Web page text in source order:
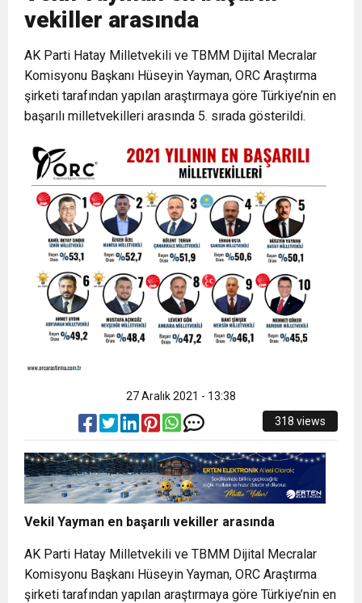
ve Onur Nişanesidir
6:19
CUMHURİYET BAYRAMI MESAJI
17:36 KURUMLAR VERGİSİ ERTELENDİ
DUYURUSU
21:40 CEYLANDERE’DE BAŞKAN EMRAH
KARAÇAY’A SEVGİ SELİ
18:22 BAŞKAN SAMİ ÜSTÜN’DEN
GÖNÜLLERE DOKUNAN ZİYARET
vekiller arasında
AK Parti Hatay Milletvekili ve TBMM Dijital Mecralar
Komisyonu Başkanı Hüseyin Yayman, ORC Araştırma
şirketi tarafından yapılan araştırmaya göre Türkiye’nin en
başarılı milletvekilleri arasında 5. sırada gösterildi.
27 Aralık 2021 - 13:38
318 views
Vekil Yayman en başarılı vekiller arasında
AK Parti Hatay Milletvekili ve TBMM Dijital Mecralar
Komisyonu Başkanı Hüseyin Yayman, ORC Araştırma
şirketi tarafından yapılan araştırmaya göre Türkiye’nin en